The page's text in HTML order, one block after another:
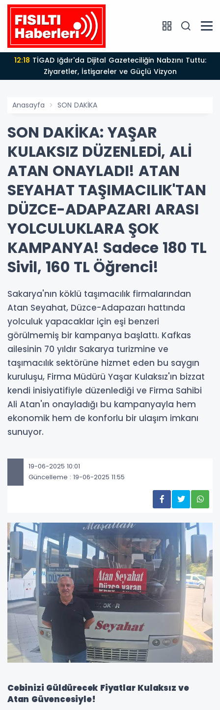
12:18
Ziyaretler, İstişareler ve Güçlü Vizyon
Anasayfa SON DAKİKA
SON DAKİKA: YAŞAR
KULAKSIZ DÜZENLEDİ, ALİ
ATAN ONAYLADI! ATAN
SEYAHAT TAŞIMACILIK'TAN
DÜZCE-ADAPAZARI ARASI
YOLCULUKLARA ŞOK
KAMPANYA! Sadece 180 TL
Sivil, 160 TL Öğrenci!
Sakarya'nın köklü taşımacılık firmalarından
Atan Seyahat, Düzce-Adapazarı hattında
yolculuk yapacaklar için eşi benzeri
görülmemiş bir kampanya başlattı. Kafkas
ailesinin 70 yıldır Sakarya turizmine ve
taşımacılık sektörüne hizmet eden bu saygın
kuruluşu, Firma Müdürü Yaşar Kulaksız'ın bizzat
kendi inisiyatifiyle düzenlediği ve Firma Sahibi
Ali Atan'ın onayladığı bu kampanyayla hem
ekonomik hem de konforlu bir ulaşım imkanı
sunuyor.
19-06-2025 10:01
Güncelleme : 19-06-2025 11:55
Cebinizi Güldürecek Fiyatlar Kulaksız ve
Atan Güvencesiyle!